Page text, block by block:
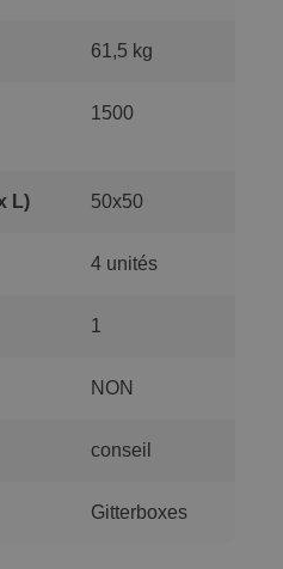
61,5 kg
1500
L) 50x50
4 unités
1
NON
conseil
Gitterboxes